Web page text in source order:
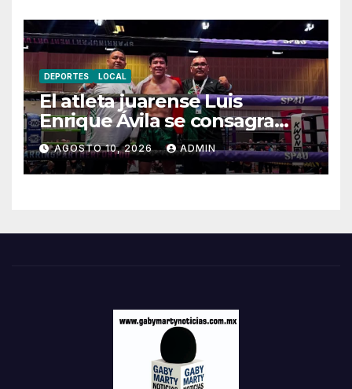
DEPORTES LOCAL
El atleta juarense Luis
Enrique Ávila se consagra
subcampeón en el
Campeonato Mundial WKU
2026 en Berlín
AGOSTO 10, 2026 ADMIN